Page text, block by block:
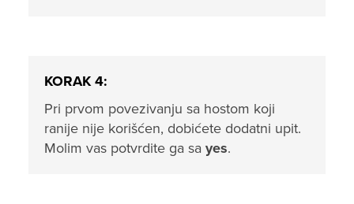
KORAK 4:
Pri prvom povezivanju sa hostom koji
ranije nije korišćen, dobićete dodatni upit.
Molim vas potvrdite ga sa yes.